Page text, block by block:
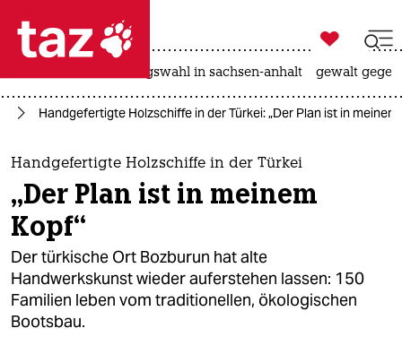
 taz zahl ich
taz zahl ich
themen
politik
öko
gesellschaft
kultur

taz zahl ich
landtagswahl in sachsen-anhalt gewalt
Handgefertigte Holzschiffe in der Türkei: „Der Plan ist in meinem
Handgefertigte Holzschiffe in der Türkei
„Der Plan ist in meinem
Kopf“
Der türkische Ort Bozburun hat alte
Handwerkskunst wieder auferstehen lassen: 150
Familien leben vom traditionellen, ökologischen
Bootsbau.